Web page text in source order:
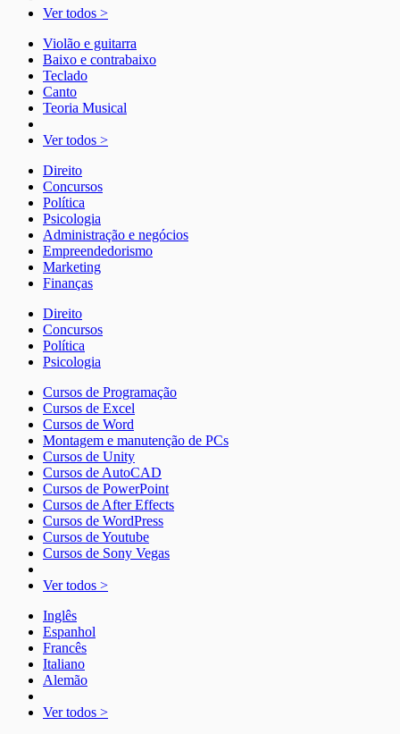
Ver todos >
Violão e guitarra
Baixo e contrabaixo
Teclado
Canto
Teoria Musical
Ver todos >
Direito
Concursos
Política
Psicologia
Administração e negócios
Empreendedorismo
Marketing
Finanças
Direito
Concursos
Política
Psicologia
Cursos de Programação
Cursos de Excel
Cursos de Word
Montagem e manutenção de PCs
Cursos de Unity
Cursos de AutoCAD
Cursos de PowerPoint
Cursos de After Effects
Cursos de WordPress
Cursos de Youtube
Cursos de Sony Vegas
Ver todos >
Inglês
Espanhol
Francês
Italiano
Alemão
Ver todos >